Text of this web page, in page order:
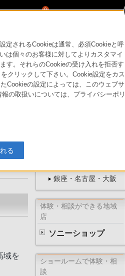
0
ちら サポート・お問い合わせ
域を
オンライン
銀座・名古屋・大阪
体験・相談ができる地域
店
ソニーショップ
ショールームで体験・相
談
定されるCookieは通常、必須Cookieと呼
は個々のお客様に対してよりカスタマイ
す。それらのCookieの受け入れを拒否す
クリックして下さい。Cookie設定をカス
Cookieの設定によっては、このウェブサ
の取扱いについては、プライバシーポリ
る